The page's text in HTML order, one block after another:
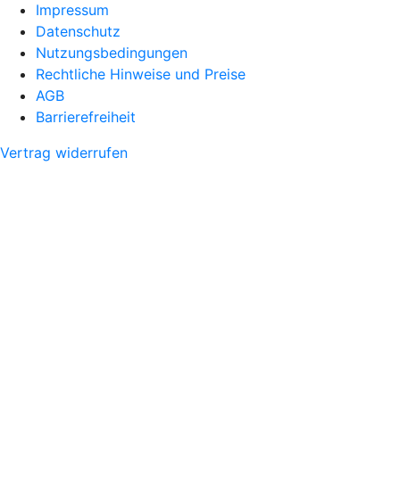
Impressum
Datenschutz
Nutzungsbedingungen
Rechtliche Hinweise und Preise
AGB
Barrierefreiheit
Vertrag widerrufen